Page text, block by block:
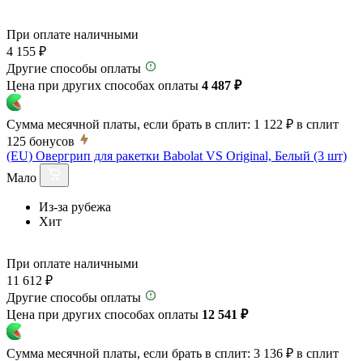
При оплате наличными
4 155 ₽
Другие способы оплаты
Цена при других способах оплаты 4 487 ₽
Сумма месячной платы, если брать в сплит: 1 122 ₽ в сплит
125 бонусов
(EU) Овергрип для ракетки Babolat VS Original, Белый (3 шт)
Мало
Из-за рубежа
Хит
При оплате наличными
11 612 ₽
Другие способы оплаты
Цена при других способах оплаты 12 541 ₽
Сумма месячной платы, если брать в сплит: 3 136 ₽ в сплит